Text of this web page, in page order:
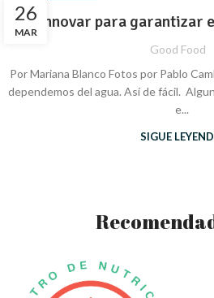
26
MAR
Innovar para garantizar
Good Food
Por Mariana Blanco Fotos por Pablo
dependemos del agua. Así de fácil.
e...
SIGUE